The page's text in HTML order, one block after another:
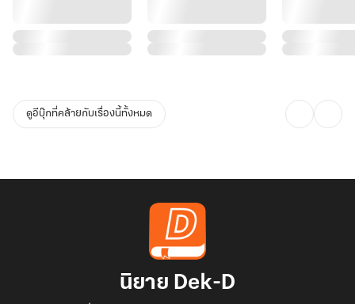
ดูอีบุ๊กที่คล้ายกับเรื่องนี้ทั้งหมด
นิยาย Dek-D